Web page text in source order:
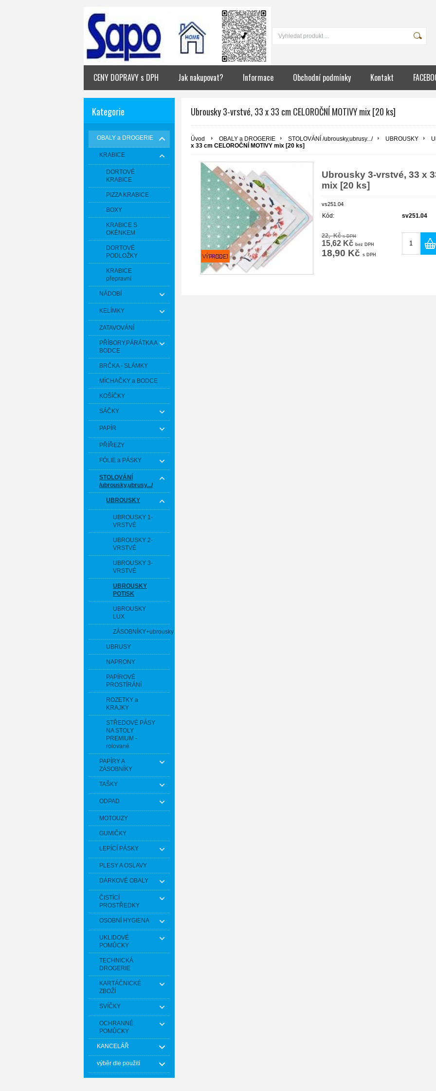
CENY DOPRAVY s DPH Jak nakupovat? Informace Obchodní podmínky Kontakt
Kategorie
OBALY a DROGERIE
KRABICE
DORTOVÉ
KRABICE
PIZZA KRABICE
BOXY
KRABICE S
OKÉNKEM
DORTOVÉ
PODLOŽKY
KRABICE
přepravní
NÁDOBÍ
KELÍMKY
ZATAVOVÁNÍ
PŘÍBORY,PÁRÁTKA A
BODCE
BRČKA - SLÁMKY
MÍCHAČKY a BODCE
KOŠÍČKY
SÁČKY
PAPÍR
PŘÍŘEZY
FÓLIE a PÁSKY
STOLOVÁNÍ
/ubrousky,ubrusy.../
UBROUSKY
UBROUSKY 1-
VRSTVÉ
UBROUSKY 2-
VRSTVÉ
UBROUSKY 3-
VRSTVÉ
UBROUSKY
POTISK
UBROUSKY
LUX
ZÁSOBNÍKY+ubrousky
UBRUSY
NAPRONY
PAPÍROVÉ
PROSTÍRÁNÍ
ROZETKY a
KRAJKY
STŘEDOVÉ PÁSY
NA STOLY
PREMIUM -
rolované
PAPÍRY A
ZÁSOBNÍKY
TAŠKY
ODPAD
MOTOUZY
GUMIČKY
LEPÍCÍ PÁSKY
PLESY A OSLAVY
DÁRKOVÉ OBALY
ČISTÍCÍ
PROSTŘEDKY
OSOBNÍ HYGIENA
UKLIDOVÉ
POMŮCKY
TECHNICKÁ
DROGERIE
KARTÁČNICKÉ
ZBOŽÍ
SVÍČKY
OCHRANNÉ
POMŮCKY
KANCELÁŘ
výběr dle použití
Ubrousky 3-vrstvé, 33 x 33 cm CELOROČNÍ MOTIVY mix [20 ks]
Úvod OBALY a DROGERIE STOLOVÁNÍ /ubrousky,ubrusy.../ UBROUSKY
x 33 cm CELOROČNÍ MOTIVY mix [20 ks]
Sleva
Ubrousky 3-vrstvé, 33 x
mix [20 ks]
vs251.04
Kód: sv251.04
22,- Kčs DPH
15,62 Kč bez DPH
18,90 Kč s DPH